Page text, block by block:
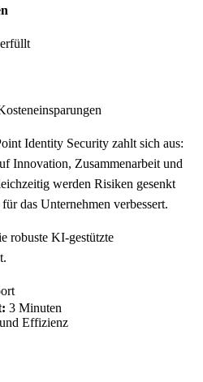
Identity Security zahlt sich aus:
Innovation, Zusammenarbeit und
werden Risiken gesenkt
das Unternehmen verbessert.
robuste KI-gestützte
3 Minuten
Effizienz